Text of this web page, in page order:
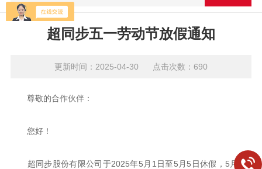
超同步五一劳动节放假通知
更新时间：2025-04-30 点击次数：690
尊敬的合作伙伴：
您好！
超同步股份有限公司于2025年5月1日至5月5日休假，5月6日